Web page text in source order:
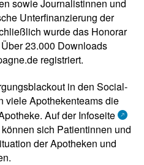
sowie Journalistinnen und
Unterfinanzierung der
wurde das Honorar
23.000 Downloads
registriert.
in den Social-
viele Apothekenteams die
Auf der Infoseite
können sich Patientinnen und
der Apotheken und